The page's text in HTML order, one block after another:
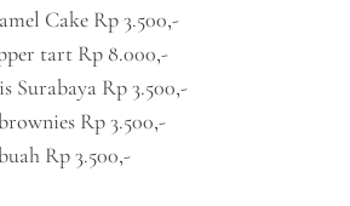
Cake Rp 3.500,-
tart Rp 8.000,-
Surabaya Rp 3.500,-
Rp 3.500,-
Rp 3.500,-